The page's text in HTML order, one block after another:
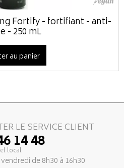
Fortify - fortifiant - anti-
- 250 mL
au panier
LE SERVICE CLIENT
14 48
local
de 8h30 à 16h30